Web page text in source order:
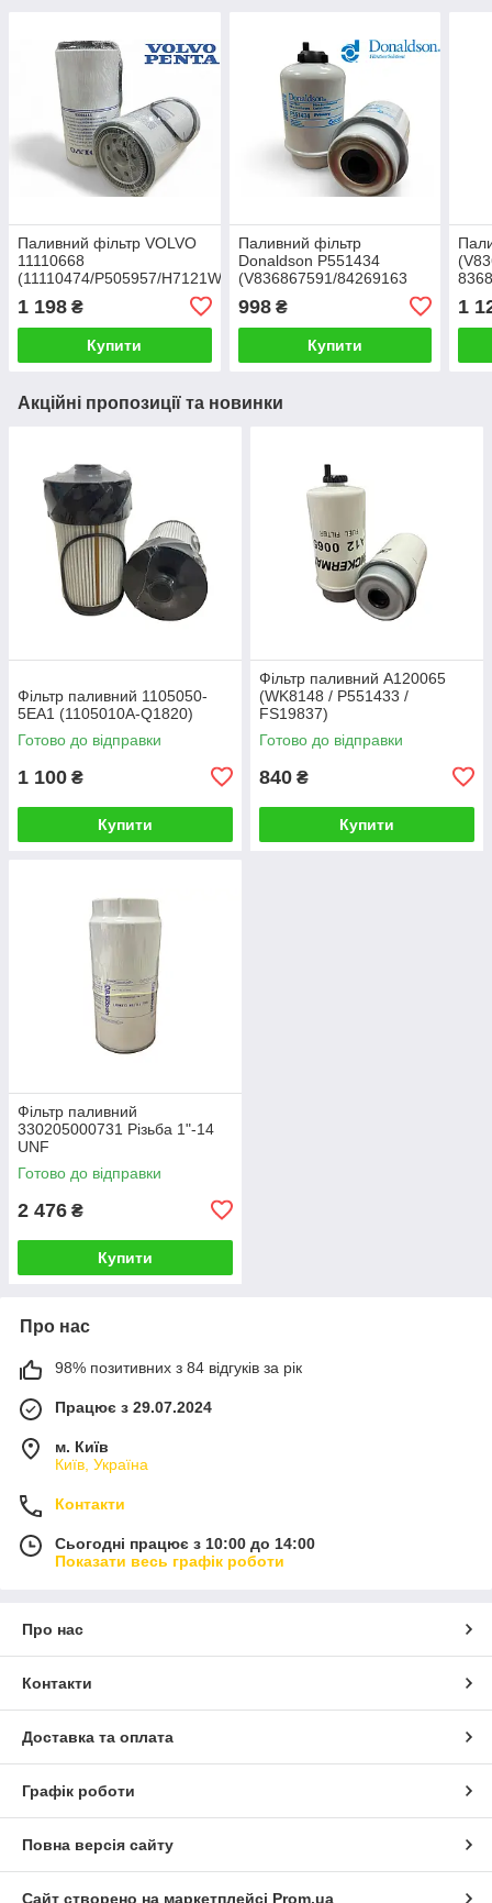
Паливний фільтр VOLVO
11110668
(11110474/P505957/H7121WK10/SN912210/
O/FS19753) Резьба 1"-14
1 198 ₴
Купити
Паливний фільтр
Donaldson P551434
(V836867591/84269163
/836867233/WK8165/BF9839-
D/FS19973
/SN70263/32007067)
998₴
Купити
1
Акційні пропозиції та новинки
Фільтр паливний 1105050-
5EA1 (1105010A-Q1820)
Готово до відправки
1 100 ₴
Купити
Фільтр паливний A120065
(WK8148 / P551433 /
FS19837)
Готово до відправки
840 ₴
Купити
Фільтр паливний
330205000731 Різьба 1"-14
UNF
Готово до відправки
2 476 ₴
Купити
Про нас
98% позитивних з 84 відгуків за рік
Працює з 29.07.2024
м. Київ
Київ, Україна
Контакти
Сьогодні працює з 10:00 до 14:00
Показати весь графік роботи
Про нас
Контакти
Доставка та оплата
Графік роботи
Повна версія сайту
Сайт створено на маркетплейсі Prom.ua